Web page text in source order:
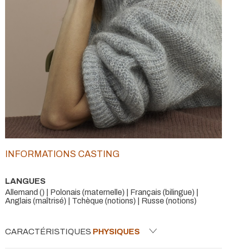
INFORMATIONS CASTING
LANGUES
Allemand () | Polonais (maternelle) | Français (bilingue) |
Anglais (maîtrisé) | Tchèque (notions) | Russe (notions)
CARACTÉRISTIQUES PHYSIQUES